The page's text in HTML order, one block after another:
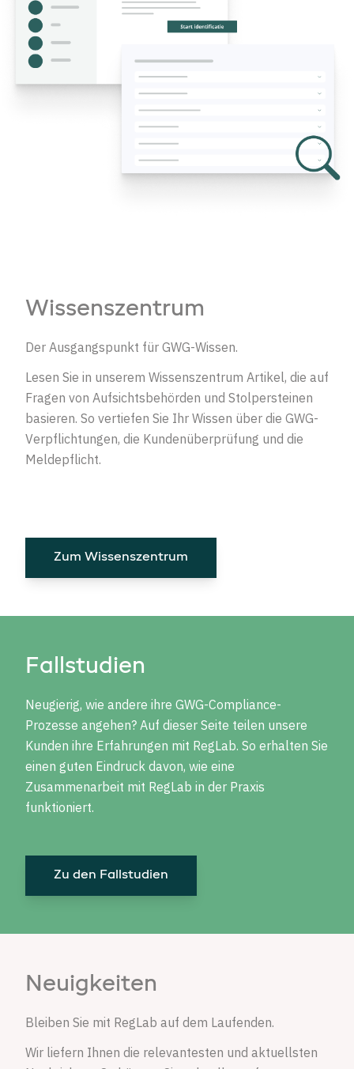
Wissenszentrum
Der Ausgangspunkt für GWG-Wissen.
Lesen Sie in unserem Wissenszentrum Artikel, die auf
Fragen von Aufsichtsbehörden und Stolpersteinen
basieren. So vertiefen Sie Ihr Wissen über die GWG-
Verpflichtungen, die Kundenüberprüfung und die
Meldepflicht.
Zum Wissenszentrum
Fallstudien
Neugierig, wie andere ihre GWG-Compliance-
Prozesse angehen? Auf dieser Seite teilen unsere
Kunden ihre Erfahrungen mit RegLab. So erhalten Sie
einen guten Eindruck davon, wie eine
Zusammenarbeit mit RegLab in der Praxis
funktioniert.
Zu den Fallstudien
Neuigkeiten
Bleiben Sie mit RegLab auf dem Laufenden.
Wir liefern Ihnen die relevantesten und aktuellsten